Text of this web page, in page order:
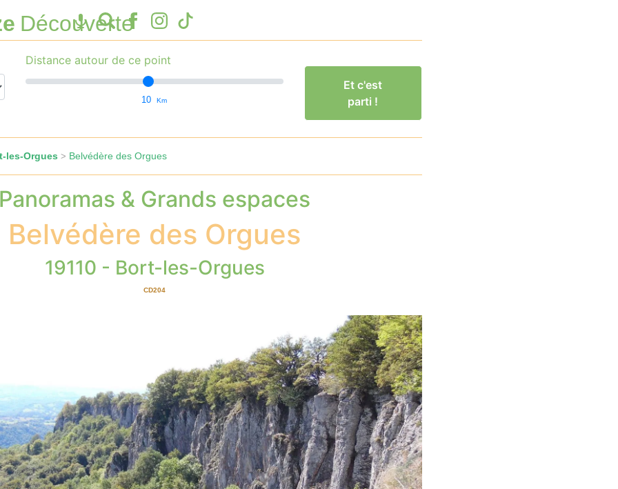
Découverte
Distance autour de ce point
10 Km
Et c'est
parti !
les-Orgues > Belvédère des Orgues
& Grands espaces
Belvédère des Orgues
19110 - Bort-les-Orgues
CD204